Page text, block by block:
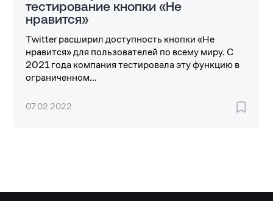
тестирование кнопки «Не
нравится»
Twitter расширил доступность кнопки «Не
нравится» для пользователей по всему миру. С
2021 года компания тестировала эту функцию в
ограниченном...
07.02.2022